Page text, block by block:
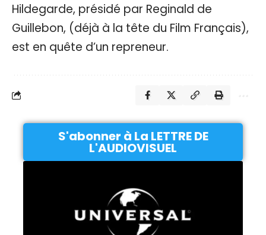
Hildegarde, présidé par Reginald de
Guillebon, (déjà à la tête du Film Français),
est en quête d’un repreneur.
S'abonner à La LETTRE DE
L'AUDIOVISUEL